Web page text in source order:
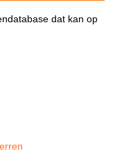
dat kan op